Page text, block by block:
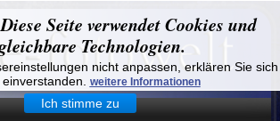
Seite verwendet Cookies und
Technologien.
nicht anpassen, erklären Sie sich
weitere Informationen
Ich stimme zu